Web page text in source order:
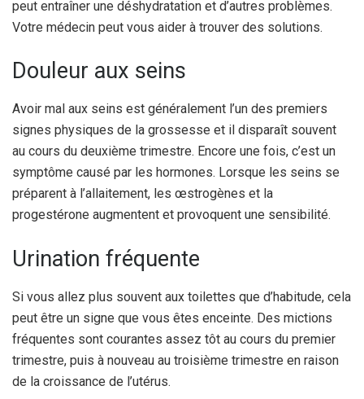
peut entraîner une déshydratation et d’autres problèmes.
Votre médecin peut vous aider à trouver des solutions.
Douleur aux seins
Avoir mal aux seins est généralement l’un des premiers
signes physiques de la grossesse et il disparaît souvent
au cours du deuxième trimestre. Encore une fois, c’est un
symptôme causé par les hormones. Lorsque les seins se
préparent à l’allaitement, les œstrogènes et la
progestérone augmentent et provoquent une sensibilité.
Urination fréquente
Si vous allez plus souvent aux toilettes que d’habitude, cela
peut être un signe que vous êtes enceinte. Des mictions
fréquentes sont courantes assez tôt au cours du premier
trimestre, puis à nouveau au troisième trimestre en raison
de la croissance de l’utérus.